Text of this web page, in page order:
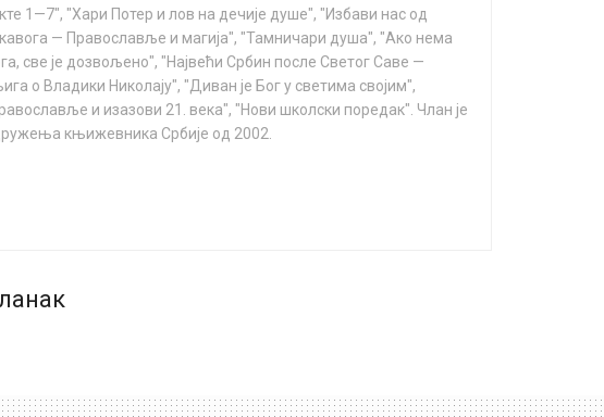
1—7", "Хари Потер и лов на дечије душе", "Избави нас од
— Православље и магија", "Тамничари душа", "Ако нема
све је дозвољено", "Највећи Србин после Светог Саве —
о Владики Николају", "Диван је Бог у светима својим",
и изазови 21. века", "Нови школски поредак". Члан је
књижевника Србије од 2002.